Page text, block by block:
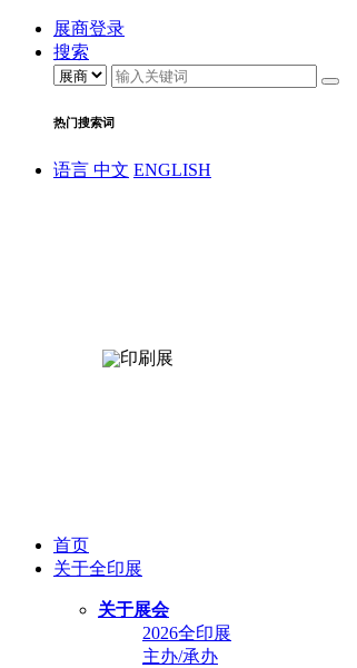
展商登录
搜索
热门搜索词
语言 中文 ENGLISH
首页
关于全印展
关于展会
2026全印展
主办/承办